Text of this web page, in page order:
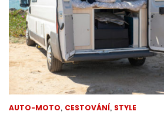
AUTO-MOTO, CESTOVÁNÍ, STYLE